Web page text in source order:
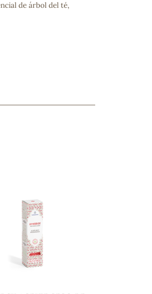
de árbol del té,